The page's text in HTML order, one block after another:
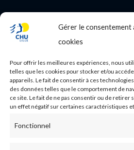
Gérer le consentement
cookies
Pour offrir les meilleures expériences, nous
telles que les cookies pour stocker et/ou
appareils. Le fait de consentir à ces
des données telles que le comportement de
ce site. Le fait de ne pas consentir ou de
un effet négatif sur certaines caractéristiques
Fonctionnel
PROFESSIONNEL DE
Nos essais
Ecoles